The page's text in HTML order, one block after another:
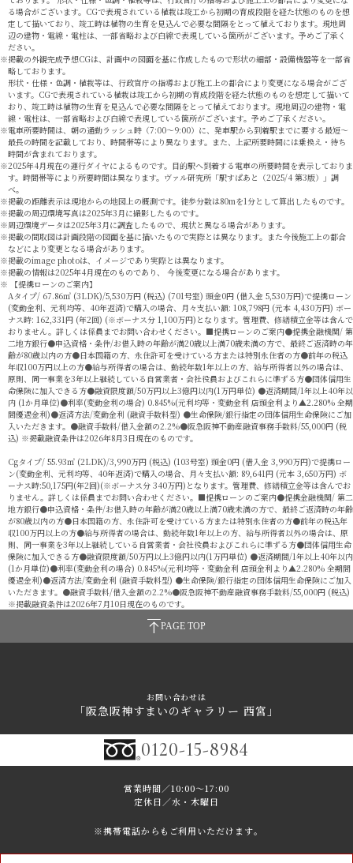
る場合がございます。CGで表現されている植栽は竣工から初期の育成段階を経た状態のものを想
定して描いており、竣工時は植物の生育を見込んで必要な間隔をとって植えております。現地周
辺の建物・電線・電柱は、一部省略および白線で表現している箇所がございます。予めご了承く
ださい。
掲載の外観完成予想CGは、計画中の図面を基に作成したもので形状の細部・設備機器等を一部省
略しております。
形状・仕様・色調・植栽等は、行政官庁の指導および施工上の都合により変更になる場合がござ
います。CGで表現されている植栽は竣工から初期の育成段階を経た状態のものを想定して描いて
おり、竣工時は植物の生育を見込んで必要な間隔をとって植えております。現地周辺の建物・電
線・電柱は、一部省略および白線で表現している箇所がございます。予めご了承ください。
電車所要時間は、朝の通勤ラッシュ時（7:00〜9:00）に、発車駅から到着駅までに要する最短〜
最長の時間を記載しており、時間帯等により異なります。また、上記所要時間には乗換え・待ち
時間が含まれております。
2025年4月現在の運行ダイヤによるものです。目的駅へ到着する電車の所要時間を表示しておりま
す。時間帯等により所要時間は異なります。ヴァル研究所「駅すぱあと（2025/4 第3版）」調
べ。
掲載の距離表示は現地からの地図上の概測です。徒歩分数は80mを1分として算出したものです。
掲載の周辺環境写真は2025年3月に撮影したものです。
周辺環境データは2025年3月に調査したもので、現状と異なる場合があります。
掲載の間取図は計画段階の図面を基に描いたもので実際とは異なります。また今後施工上の都合
などにより変更となる場合があります。
掲載のimage photoは、イメージであり実際とは異なります。
掲載の情報は2025年4月現在のものであり、 今後変更になる場合があります。
【提携ローンのご案内】
Aタイプ/ 67.86㎡ (3LDK)/5,530万円 (税込) (701号室) 頭金0円 (借入金 5,530万円)で提携ローン
(変動金利、元利均等、40年返済)で購入の場合、月々支払い額: 108,798円 (元本 4,430万円) ボー
ナス時: 162,331円 (年2回) (※ボーナス分 1,100万円)となります。管理費、修繕積立金等は含んで
おりません。詳しくは係員までお問い合わせください。■提携ローンのご案内●提携金融機関/ 第
二地方銀行●申込資格・条件/お借入時の年齢が満20歳以上満70歳未満の方で、最終ご返済時の年
齢が80歳以内の方●日本国籍の方、永住許可を受けている方または特別永住者の方●前年の税込
年収100万円以上の方●給与所得者の場合は、勤続年数1年以上の方、給与所得者以外の場合は、
原則、同一事業を3年以上継続している自営業者・会社役員およびこれらに準ずる方●団体信用生
命保険に加入できる方●融資限度額/50万円以上3億円以内(1万円単位) ●返済期間/1年以上40年以
内 (1か月単位)●利率(変動金利の場合) 0.845%(元利均等・変動金利 店頭金利より▲2.280% 全期
間優遇金利)●返済方法/変動金利 (融資手数料型) ●生命保険/銀行指定の団体信用生命保険にご加
入いただきます。●融資手数料/借入金額の2.2%●阪急阪神不動産融資事務手数料/55,000円 (税
込) ※掲載融資条件は2026年8月3日現在のものです。
Cgタイプ/ 55.93㎡ (2LDK)/3,990万円 (税込) (103号室) 頭金0円 (借入金 3,990万円)で提携ロー
ン(変動金利、元利均等、40年返済)で購入の場合、月々支払い額: 89,641円 (元本 3,650万円) ボ
ーナス時:50,175円(年2回)(※ボーナス分 340万円)となります。管理費、修繕積立金等は含んでお
りません。詳しくは係員までお問い合わせください。■提携ローンのご案内●提携金融機関/ 第二
地方銀行●申込資格・条件/お借入時の年齢が満20歳以上満70歳未満の方で、最終ご返済時の年齢
が80歳以内の方●日本国籍の方、永住許可を受けている方または特別永住者の方●前年の税込年
収100万円以上の方●給与所得者の場合は、勤続年数1年以上の方、給与所得者以外の場合は、原
則、同一事業を3年以上継続している自営業者・会社役員およびこれらに準ずる方●団体信用生命
保険に加入できる方●融資限度額/50万円以上3億円以内(1万円単位) ●返済期間/1年以上40年以内
(1か月単位)●利率(変動金利の場合) 0.845%(元利均等・変動金利 店頭金利より▲2.280% 全期間
優遇金利)●返済方法/変動金利 (融資手数料型) ●生命保険/銀行指定の団体信用生命保険にご加入
いただきます。●融資手数料/借入金額の2.2%●阪急阪神不動産融資事務手数料/55,000円 (税込)
※掲載融資条件は2026年7月10日現在のものです。
PAGE TOP
お問い合わせは
｢阪急阪神すまいのギャラリー 西宮｣
0120-15-8984
営業時間／10:00～17:00
定休日／水・木曜日
※携帯電話からもご利用いただけます｡